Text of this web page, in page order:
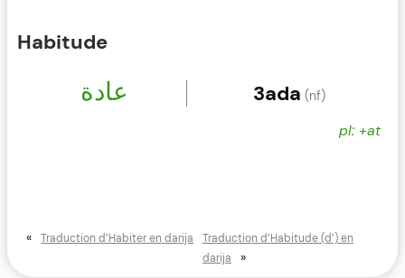
Habitude
عادة 3ada (nf)
pl: +at
« Traduction d’Habiter en darija
Traduction d’Habitude (d’) en
darija
»